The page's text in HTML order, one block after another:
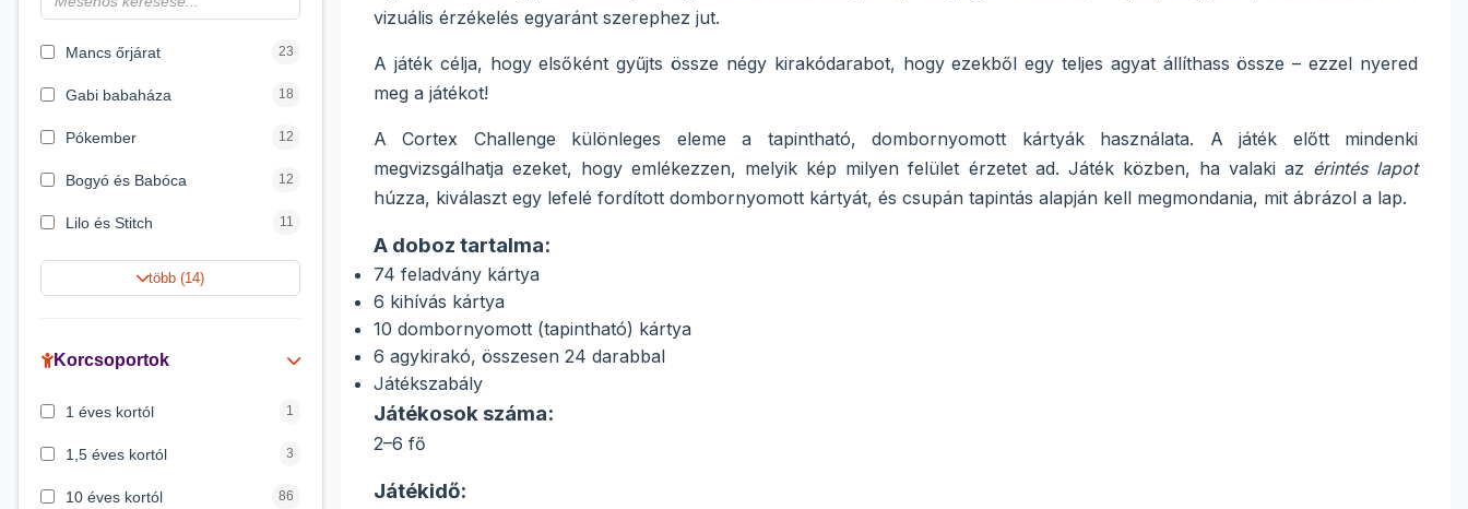
Mancs őrjárat 23
Gabi babaháza 18
Pókember 12
Bogyó és Babóca 12
Lilo és Stitch 11
Jégvarázs 9
Peppa malac
több (14)
Korcsoportok
1 éves kortól 1
1,5 éves kortól 3
10 éves kortól 86
vizuális érzékelés egyaránt szerephez jut.
A játék célja, hogy elsőként gyűjts össze négy kirakódarabot, hogy ezekből egy teljes agyat állíthass össze – ezzel nyered
meg a játékot!
A Cortex Challenge különleges eleme a tapintható, dombornyomott kártyák használata. A játék előtt mindenki
megvizsgálhatja ezeket, hogy emlékezzen, melyik kép milyen felület érzetet ad. Játék közben, ha valaki az érintés lapot
húzza, kiválaszt egy lefelé fordított dombornyomott kártyát, és csupán tapintás alapján kell megmondania, mit ábrázol a lap.
A doboz tartalma:
74 feladvány kártya
6 kihívás kártya
10 dombornyomott (tapintható) kártya
6 agykirakó, összesen 24 darabbal
Játékszabály
Játékosok száma:
2–6 fő
Játékidő: